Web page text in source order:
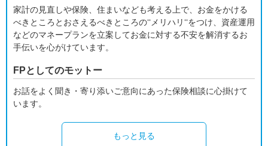
家計の見直しや保険、住まいなども考える上で、お金をかける
べきところとおさえるべきところの‘‘メリハリ‘‘をつけ、資産運用
などのマネープランを立案してお金に対する不安を解消するお
手伝いを心がけています。
FPとしてのモットー
お話をよく聞き・寄り添いご意向にあった保険相談に心掛けて
います。
もっと見る